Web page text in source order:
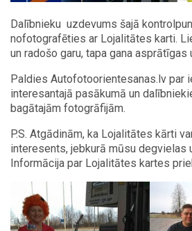
Dalībnieku uzdevums šajā
nofotografēties ar Lojalitātes karti.
un radošo garu, tapa gana
Paldies Autofotoorientesanas.lv par
interesantajā pasākumā un
bagātajām fotogrāfijām.
P.S. Atgādinām, ka Lojalitātes kārti
interesents, jebkurā mūsu degvielas
Informācija par Lojalitātes kartes